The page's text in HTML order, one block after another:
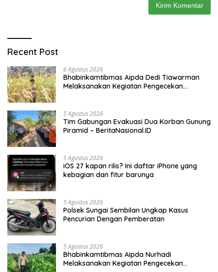
Recent Post
6 Agustus 2026
Bhabinkamtibmas Aipda Dedi Tiawarman
Melaksanakan Kegiatan Pengecekan
5 Agustus 2026
Tim Gabungan Evakuasi Dua Korban Gunung
Piramid – BeritaNasional.ID
5 Agustus 2026
iOS 27 kapan rilis? Ini daftar iPhone yang
kebagian dan fitur barunya
5 Agustus 2026
Polsek Sungai Sembilan Ungkap Kasus
Pencurian Dengan Pemberatan
5 Agustus 2026
Bhabinkamtibmas Aipda Nurhadi
Melaksanakan Kegiatan Pengecekan